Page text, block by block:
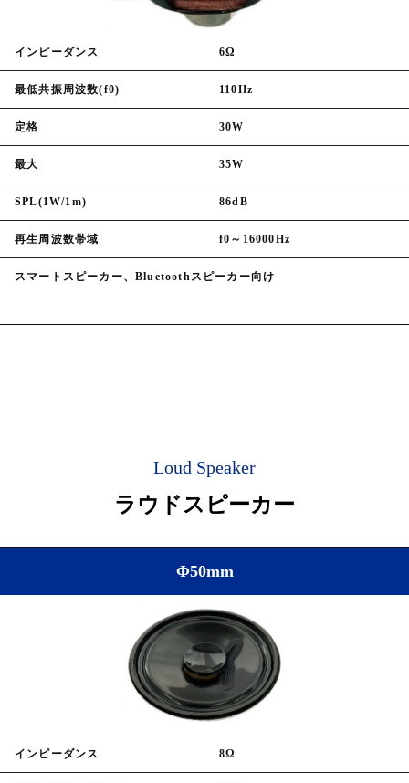
インピーダンス 6Ω
最低共振周波数(f0) 110Hz
定格 30W
最大 35W
SPL(1W/1m) 86dB
再生周波数帯域 f0～16000Hz
スマートスピーカー、Bluetoothスピーカー向け
Loud Speaker
ラウドスピーカー
Φ50mm
インピーダンス 8Ω